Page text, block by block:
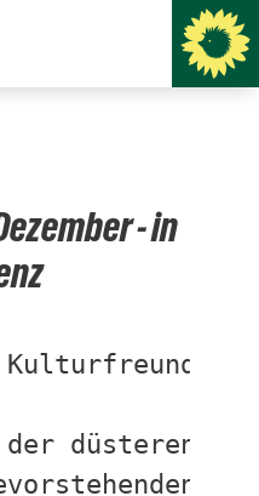
- in
düsteren